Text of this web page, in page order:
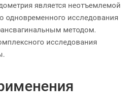
является неотъемлемой
одновременного исследования
методом.
исследования